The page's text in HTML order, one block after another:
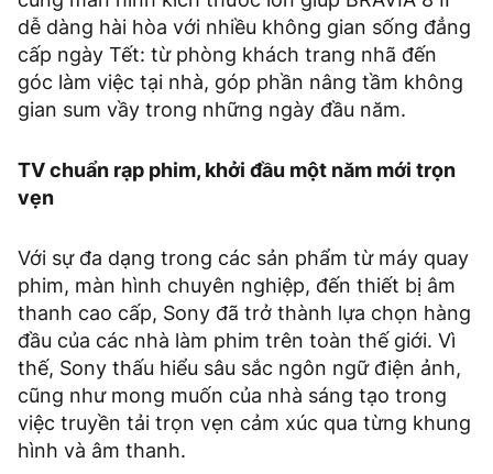
dễ dàng hài hòa với nhiều không gian sống đẳng
cấp ngày Tết: từ phòng khách trang nhã đến
góc làm việc tại nhà, góp phần nâng tầm không
gian sum vầy trong những ngày đầu năm.
TV chuẩn rạp phim, khởi đầu một năm mới trọn
vẹn
Với sự đa dạng trong các sản phẩm từ máy quay
phim, màn hình chuyên nghiệp, đến thiết bị âm
thanh cao cấp, Sony đã trở thành lựa chọn hàng
đầu của các nhà làm phim trên toàn thế giới. Vì
thế, Sony thấu hiểu sâu sắc ngôn ngữ điện ảnh,
cũng như mong muốn của nhà sáng tạo trong
việc truyền tải trọn vẹn cảm xúc qua từng khung
hình và âm thanh.